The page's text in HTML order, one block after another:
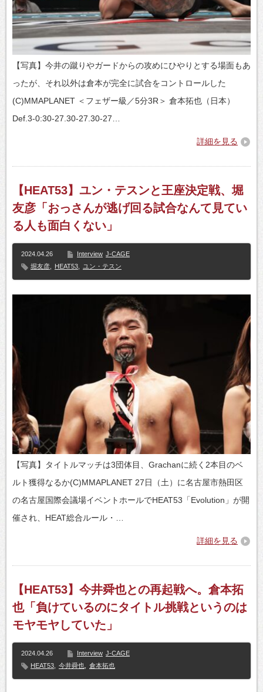
【写真】今井の蹴りやガードからの攻めにひやりとする場面もあ
ったが、それ以外は倉本が完全に試合をコントロールした
(C)MMAPLANET ＜フェザー級／5分3R＞ 倉本拓也（日本）
Def.3-0:30-27.30-27.30-27…
詳細を見る
【HEAT53】ユン・テスンと王座決定戦、堀
友彦「おっさんが逃げ回る試合なんて見てい
る人も面白くない」
2024.04.26 Interview J-CAGE
堀友彦
HEAT53 ユン・テスン
【写真】タイトルマッチは3団体目、Grachanに続く2本目のベ
ルト獲得なるか(C)MMAPLANET 27日（土）に名古屋市熱田区
の名古屋国際会議場イベントホールでHEAT53「Evolution」が開
催され、HEAT総合ルール・…
詳細を見る
【HEAT53】今井舜也との再起戦へ。倉本拓
也「負けているのにタイトル挑戦というのは
モヤモヤしていた」
2024.04.26 Interview J-CAGE
HEAT53
今井舜也 倉本拓也